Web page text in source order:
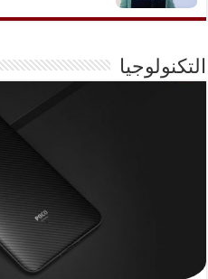
التكنولوجيا